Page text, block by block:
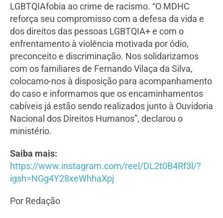
LGBTQIAfobia ao crime de racismo. “O MDHC
reforça seu compromisso com a defesa da vida e
dos direitos das pessoas LGBTQIA+ e com o
enfrentamento à violência motivada por ódio,
preconceito e discriminação. Nos solidarizamos
com os familiares de Fernando Vilaça da Silva,
colocamo-nos à disposição para acompanhamento
do caso e informamos que os encaminhamentos
cabíveis já estão sendo realizados junto à Ouvidoria
Nacional dos Direitos Humanos”, declarou o
ministério.
Saiba mais:
https://www.instagram.com/reel/DL2t0B4Rf3l/?
igsh=NGg4Y28xeWhhaXpj
Por Redação